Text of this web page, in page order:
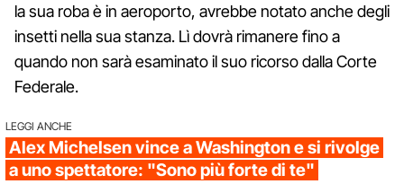
la sua roba è in aeroporto, avrebbe notato anche degli
insetti nella sua stanza. Lì dovrà rimanere fino a
quando non sarà esaminato il suo ricorso dalla Corte
Federale.
LEGGI ANCHE
Alex Michelsen vince a Washington e si rivolge
a uno spettatore: "Sono più forte di te"